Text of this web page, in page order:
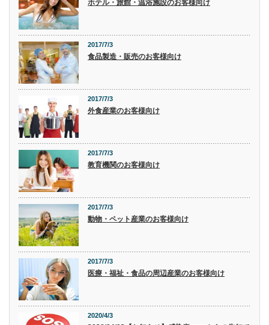
ホテル・旅館・温浴施設のお客様向け
2017/7/3
食品製造・販売のお客様向け
2017/7/3
外食産業のお客様向け
2017/7/3
教育機関のお客様向け
2017/7/3
動物・ペット産業のお客様向け
2017/7/3
医療・福祉・食品の周辺産業のお客様向け
2020/4/3